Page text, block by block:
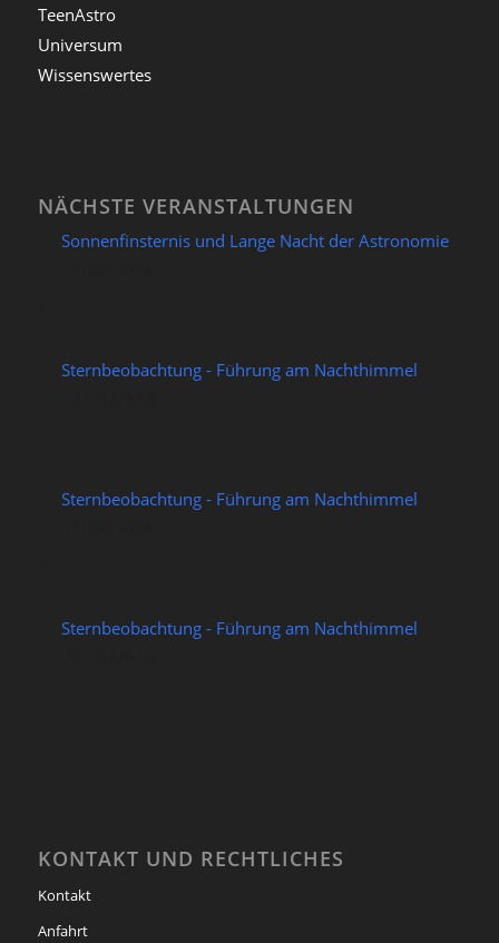
TeenAstro
Universum
Wissenswertes
NÄCHSTE VERANSTALTUNGEN
Sonnenfinsternis und Lange Nacht der Astronomie
Sternbeobachtung - Führung am Nachthimmel
Sternbeobachtung - Führung am Nachthimmel
Sternbeobachtung - Führung am Nachthimmel
KONTAKT UND RECHTLICHES
Kontakt
Anfahrt